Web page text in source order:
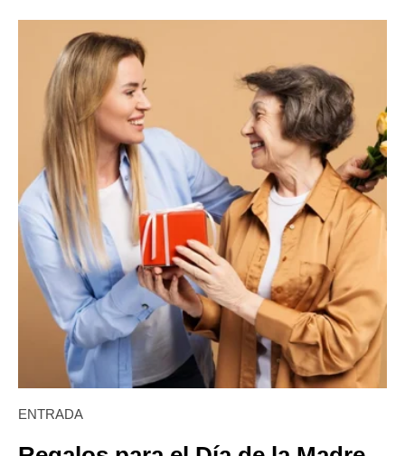
ENTRADA